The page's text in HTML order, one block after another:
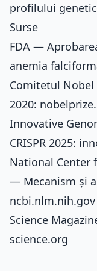
profilului
Surse
FDA —
anemia
Comitetul
2020:
Innovative
CRISPR 2025:
National Center
— Mecanism și
ncbi.nlm.nih.gov
Science
science.org